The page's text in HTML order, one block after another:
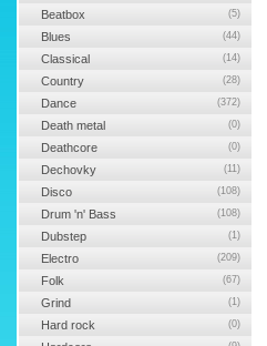
Beatbox (5)
Blues (44)
Classical (14)
Country (28)
Dance (372)
Death metal (0)
Deathcore (0)
Dechovky (11)
Disco (108)
Drum 'n' Bass (108)
Dubstep (1)
Electro (209)
Folk (67)
Grind (1)
Hard rock (0)